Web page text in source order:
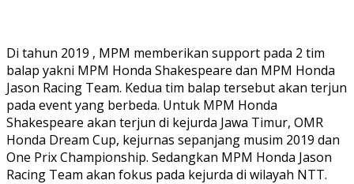
Di tahun 2019 , MPM memberikan support pada 2 tim
balap yakni MPM Honda Shakespeare dan MPM Honda
Jason Racing Team. Kedua tim balap tersebut akan terjun
pada event yang berbeda. Untuk MPM Honda
Shakespeare akan terjun di kejurda Jawa Timur, OMR
Honda Dream Cup, kejurnas sepanjang musim 2019 dan
One Prix Championship. Sedangkan MPM Honda Jason
Racing Team akan fokus pada kejurda di wilayah NTT.